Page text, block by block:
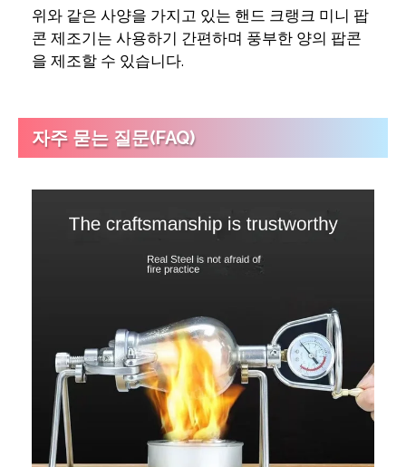
위와 같은 사양을 가지고 있는 핸드 크랭크 미니 팝
콘 제조기는 사용하기 간편하며 풍부한 양의 팝콘
을 제조할 수 있습니다.
자주 묻는 질문(FAQ)